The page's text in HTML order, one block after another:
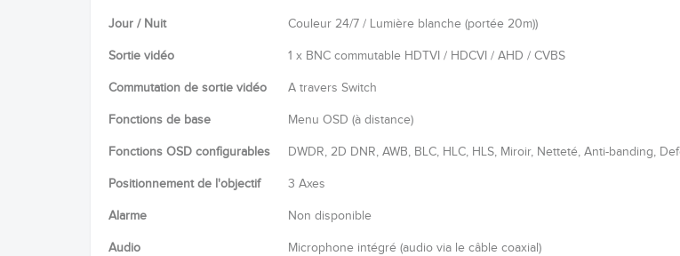
Jour / Nuit Couleur 24/7 / Lumière blanche (portée 20m))
Sortie vidéo 1 x BNC commutable HDTVI / HDCVI / AHD / CVBS
Commutation de sortie vidéo A travers Switch
Fonctions de base Menu OSD (à distance)
Fonctions OSD configurables DWDR, 2D DNR, AWB, BLC, HLC, HLS, Miroir, Netteté, Anti-banding,
Positionnement de l'objectif 3 Axes
Alarme Non disponible
Audio Microphone intégré (audio via le câble coaxial)